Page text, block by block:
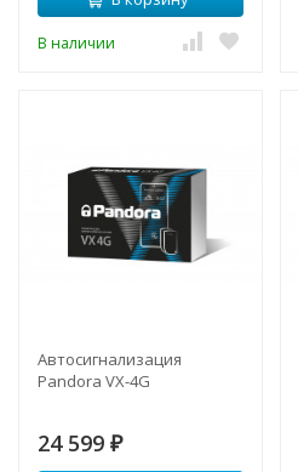
В наличии
Автосигнализация
Pandora VX-4G
24 599 ₽